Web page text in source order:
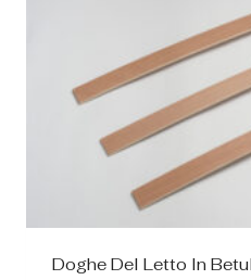
Doghe Del Letto In